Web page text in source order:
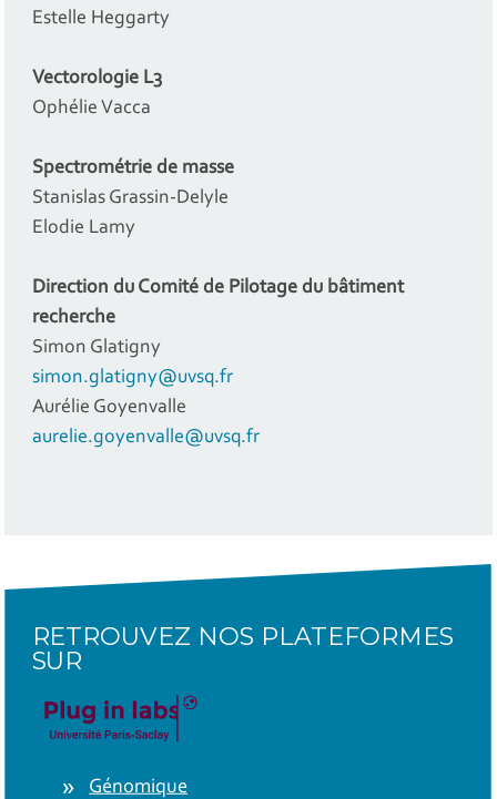
Estelle Heggarty
Vectorologie L3
Ophélie Vacca
Spectrométrie de masse
Stanislas Grassin-Delyle
Elodie Lamy
Direction du Comité de Pilotage du bâtiment
recherche
Simon Glatigny
simon.glatigny@uvsq.fr
Aurélie Goyenvalle
aurelie.goyenvalle@uvsq.fr
RETROUVEZ NOS PLATEFORMES
SUR
Génomique